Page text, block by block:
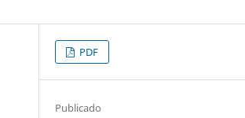
PDF
Publicado